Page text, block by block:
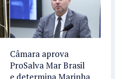
Câmara aprova
ProSalva Mar Brasil